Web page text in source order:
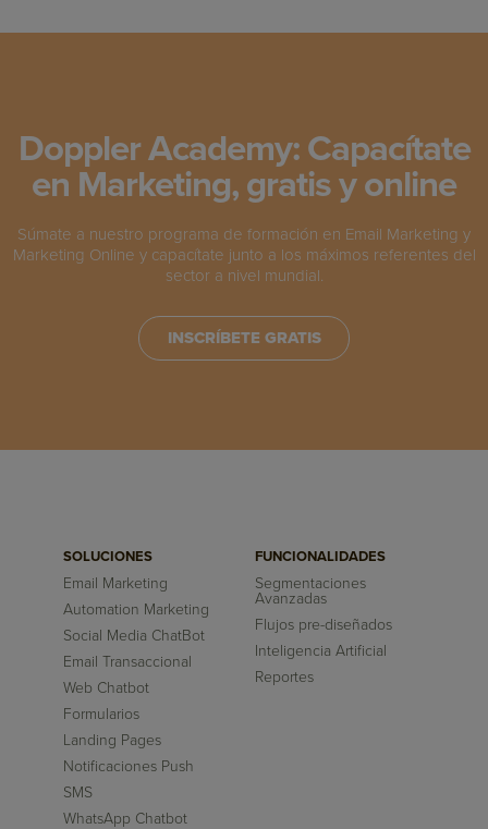
Doppler Academy: Capacítate
en Marketing, gratis y online
Súmate a nuestro programa de formación en Email Marketing y
Marketing Online y capacítate junto a los máximos referentes del
sector a nivel mundial.
INSCRÍBETE GRATIS
SOLUCIONES
Email Marketing
Automation Marketing
Social Media ChatBot
Email Transaccional
Web Chatbot
Formularios
Landing Pages
Notificaciones Push
SMS
WhatsApp Chatbot
FUNCIONALIDADES
Segmentaciones
Avanzadas
Flujos pre-diseñados
Inteligencia Artificial
Reportes